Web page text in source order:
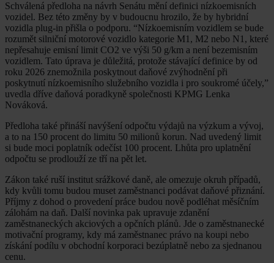
Schválená předloha na návrh Senátu mění definici nízkoemisních
vozidel. Bez této změny by v budoucnu hrozilo, že by hybridní
vozidla plug-in přišla o podporu. “Nízkoemisním vozidlem se bude
rozumět silniční motorové vozidlo kategorie M1, M2 nebo N1, které
nepřesahuje emisní limit CO2 ve výši 50 g/km a není bezemisním
vozidlem. Tato úprava je důležitá, protože stávající definice by od
roku 2026 znemožnila poskytnout daňové zvýhodnění při
poskytnutí nízkoemisního služebního vozidla i pro soukromé účely,”
uvedla dříve daňová poradkyně společnosti KPMG Lenka
Nováková.
Předloha také přináší navýšení odpočtu výdajů na výzkum a vývoj,
a to na 150 procent do limitu 50 milionů korun. Nad uvedený limit
si bude moci poplatník odečíst 100 procent. Lhůta pro uplatnění
odpočtu se prodlouží ze tří na pět let.
Zákon také ruší institut srážkové daně, ale omezuje okruh případů,
kdy kvůli tomu budou muset zaměstnanci podávat daňové přiznání.
Příjmy z dohod o provedení práce budou nově podléhat měsíčním
zálohám na daň. Další novinka pak upravuje zdanění
zaměstnaneckých akciových a opčních plánů. Jde o zaměstnanecké
motivační programy, kdy má zaměstnanec právo na koupi nebo
získání podílu v obchodní korporaci bezúplatně nebo za sjednanou
cenu.